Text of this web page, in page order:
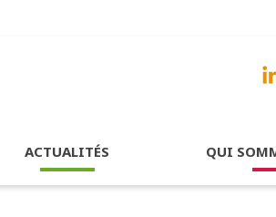
ACTUALITÉS QUI